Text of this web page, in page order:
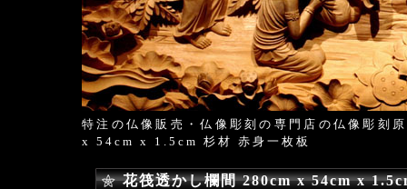
特注の仏像販売・仏像彫刻の専門店の仏像彫刻
x 54cm x 1.5cm 杉材 赤身一枚板
花筏透かし欄間 280cm x 54cm x